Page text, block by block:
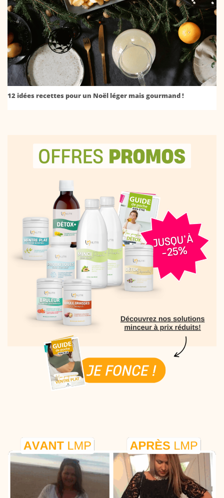
12 idées recettes pour un Noël léger mais gourmand !